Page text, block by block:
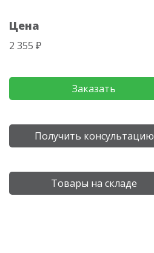
Цена
2 355 ₽
Заказать
Получить консультацию
Товары на складе